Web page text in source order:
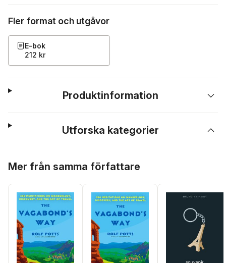
Fler format och utgåvor
E-bok
212 kr
Produktinformation
Utforska kategorier
Mer från samma författare